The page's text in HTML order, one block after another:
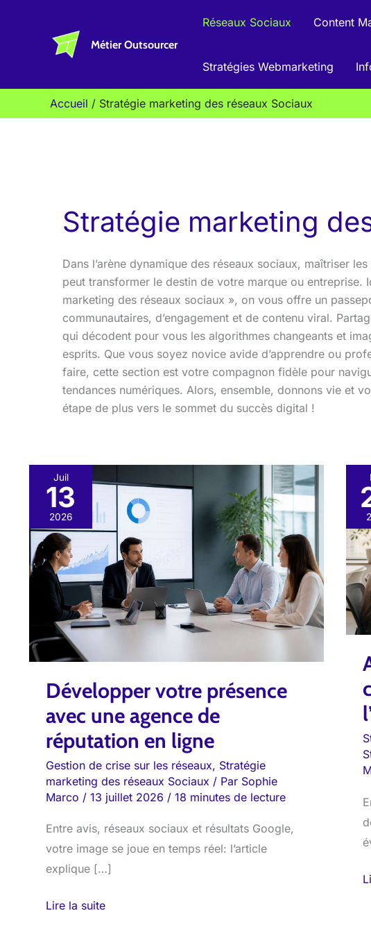
Métier Outsourcer
Réseaux Sociaux Content
Stratégies Webmarketing
Accueil Stratégie marketing des réseaux Sociaux
Stratégie marketing
Dans l’arène dynamique des réseaux sociaux, maîtriser
peut transformer le destin de votre marque ou entreprise.
marketing des réseaux sociaux », on vous offre un
communautaires, d’engagement et de contenu viral.
qui décodent pour vous les algorithmes changeants et
esprits. Que vous soyez novice avide d’apprendre ou
faire, cette section est votre compagnon fidèle pour
tendances numériques. Alors, ensemble, donnons vie et
étape de plus vers le sommet du succès digital !
Juil
13
2026
Développer votre présence
avec une agence de
réputation en ligne
Gestion de crise sur les réseaux, Stratégie
marketing des réseaux Sociaux / Par Sophie
Marco / 13 juillet 2026 / 18 minutes de lecture
Entre avis, réseaux sociaux et résultats Google,
votre image se joue en temps réel: l’article
explique […]
Développer
votre
présence
avec
une
agence
de
réputation
Lire la suite
: